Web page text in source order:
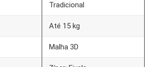
Tradicional
Até 15 kg
Malha 3D